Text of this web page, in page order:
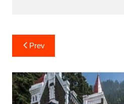
Post
navigation
Prev